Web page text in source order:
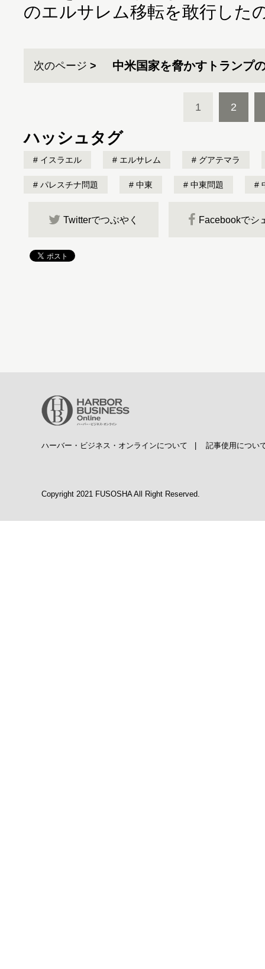
のエルサレム移転を敢行した
次のページ 中米国家を脅かすトランプ
1 2
ハッシュタグ
イスラエル エルサレム グアテマラ
パレスチナ問題 中東 中東問題
Twitterでつぶやく Facebookでシ
ハーバー・ビジネス・オンラインについて 記事使用につい
Copyright 2021 FUSOSHA All Right Reserved.